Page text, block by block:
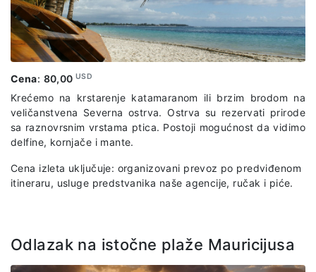
Cena: 80,00USD
Krećemo na krstarenje katamaranom ili brzim brodom na
veličanstvena Severna ostrva. Ostrva su rezervati prirode
sa raznovrsnim vrstama ptica. Postoji mogućnost da vidimo
delfine, kornjače i mante.
Cena izleta uključuje: organizovani prevoz po predviđenom
itineraru, usluge predstvanika naše agencije, ručak i piće.
Odlazak na istočne plaže Mauricijusa